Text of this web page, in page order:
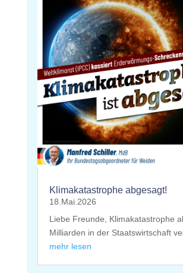
Klimakatastrophe abgesagt!
18.Mai.2026
Liebe Freunde, Klimakatastrophe
Milliarden in der Staatswirtschaft
mehr lesen